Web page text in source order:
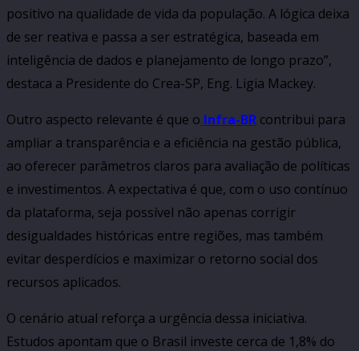
positivo na qualidade de vida da população. A lógica deixa
de ser reativa e passa a ser estratégica, baseada em
inteligência de dados e planejamento de longo prazo”,
destaca a Presidente do Crea-SP, Eng. Ligia Mackey.
Outro aspecto relevante é que o Infra-BR contribui para
ampliar a transparência e a eficiência na gestão pública,
ao oferecer parâmetros claros para avaliação de políticas
e investimentos. A expectativa é que, com o uso contínuo
da plataforma, seja possível não apenas corrigir
desigualdades históricas entre regiões, mas também
evitar desperdícios e maximizar o retorno social dos
recursos aplicados.
O cenário atual reforça a urgência dessa iniciativa.
Estudos apontam que o Brasil investe cerca de 1,8% do